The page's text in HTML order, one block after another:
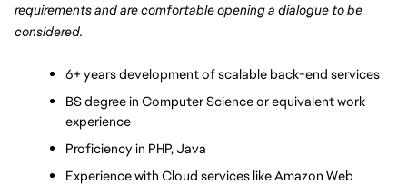
requirements and are comfortable opening a dialogue to be
considered.
6+ years development of scalable back-end services
BS degree in Computer Science or equivalent work
experience
Proficiency in PHP, Java
Experience with Cloud services like Amazon Web